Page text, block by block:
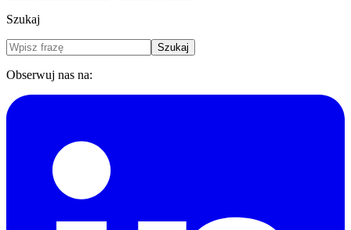
Szukaj
Szukaj
Obserwuj nas na: